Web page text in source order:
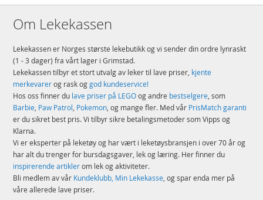
Om Lekekassen
Lekekassen er Norges største lekebutikk og vi sender din ordre lynraskt
(1 - 3 dager) fra vårt lager i Grimstad.
Lekekassen tilbyr et stort utvalg av leker til lave priser, kjente
merkevarerog rask oggod kundeservice!
Hos oss finner du lave priser på LEGOog andre bestselgere, som
Barbie, Paw Patrol, Pokemon, og mange fler. Med vår PrisMatch garanti
er du sikret best pris. Vi tilbyr sikre betalingsmetoder som Vipps og
Klarna.
Vi er eksperter på leketøy og har vært i leketøysbransjen i over 70 år og
har alt du trenger for bursdagsgaver, lek og læring. Her finner du
inspirerende artiklerom lek og aktiviteter.
Bli medlem av vår Kundeklubb, Min Lekekasse, og spar enda mer på
våre allerede lave priser.